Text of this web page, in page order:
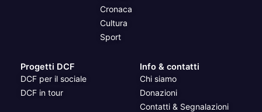
Cronaca
Cultura
Sport
Progetti DCF
DCF per il sociale
DCF in tour
Info & contatti
Chi siamo
Donazioni
Contatti & Segnalazioni